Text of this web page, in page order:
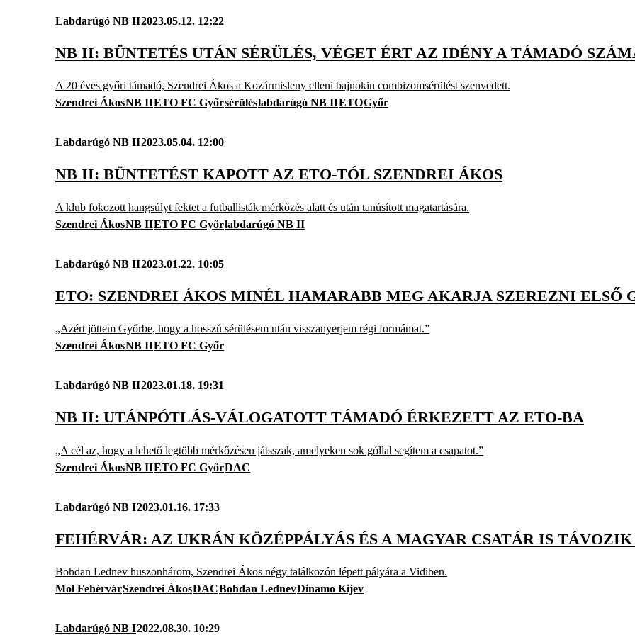
Labdarúgó NB II2023.05.12. 12:22
NB II: BÜNTETÉS UTÁN SÉRÜLÉS, VÉGET ÉRT AZ IDÉNY A TÁMADÓ
A 20 éves győri támadó, Szendrei Ákos a Kozármisleny elleni bajnokin combizomsérülést szenvedett.
Szendrei ÁkosNB IIETO FC Győrsérüléslabdarúgó NB IIETOGyőr
Labdarúgó NB II2023.05.04. 12:00
NB II: BÜNTETÉST KAPOTT AZ ETO-TÓL SZENDREI ÁKOS
A klub fokozott hangsúlyt fektet a futballisták mérkőzés alatt és után tanúsított magatartására.
Szendrei ÁkosNB IIETO FC Győrlabdarúgó NB II
Labdarúgó NB II2023.01.22. 10:05
ETO: SZENDREI ÁKOS MINÉL HAMARABB MEG AKARJA SZEREZNI ELSŐ
„Azért jöttem Győrbe, hogy a hosszú sérülésem után visszanyerjem régi formámat.”
Szendrei ÁkosNB IIETO FC Győr
Labdarúgó NB II2023.01.18. 19:31
NB II: UTÁNPÓTLÁS-VÁLOGATOTT TÁMADÓ ÉRKEZETT AZ ETO-BA
„A cél az, hogy a lehető legtöbb mérkőzésen játsszak, amelyeken sok góllal segítem a csapatot.”
Szendrei ÁkosNB IIETO FC GyőrDAC
Labdarúgó NB I2023.01.16. 17:33
FEHÉRVÁR: AZ UKRÁN KÖZÉPPÁLYÁS ÉS A MAGYAR CSATÁR IS
Bohdan Lednev huszonhárom, Szendrei Ákos négy találkozón lépett pályára a Vidiben.
Mol FehérvárSzendrei ÁkosDACBohdan LednevDinamo Kijev
Labdarúgó NB I2022.08.30. 10:29